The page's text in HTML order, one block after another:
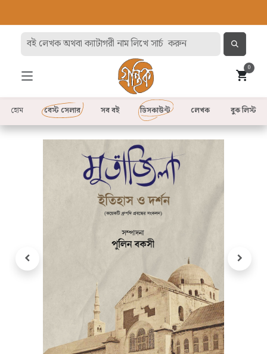
0
হোম বেস্ট সেলার সব বই লেখক
ডিসকাউন্ট বুক লিস্ট